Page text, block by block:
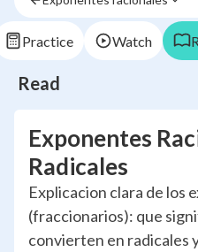
Practice Watch
Read
Exponentes
Radicales
Explicacion clara de los
(fraccionarios): que
convierten en radicales